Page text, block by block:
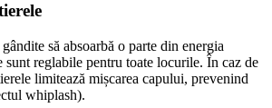
să absoarbă o parte din energia
sunt reglabile pentru toate locurile. În caz de
limitează mișcarea capului, prevenind
whiplash).